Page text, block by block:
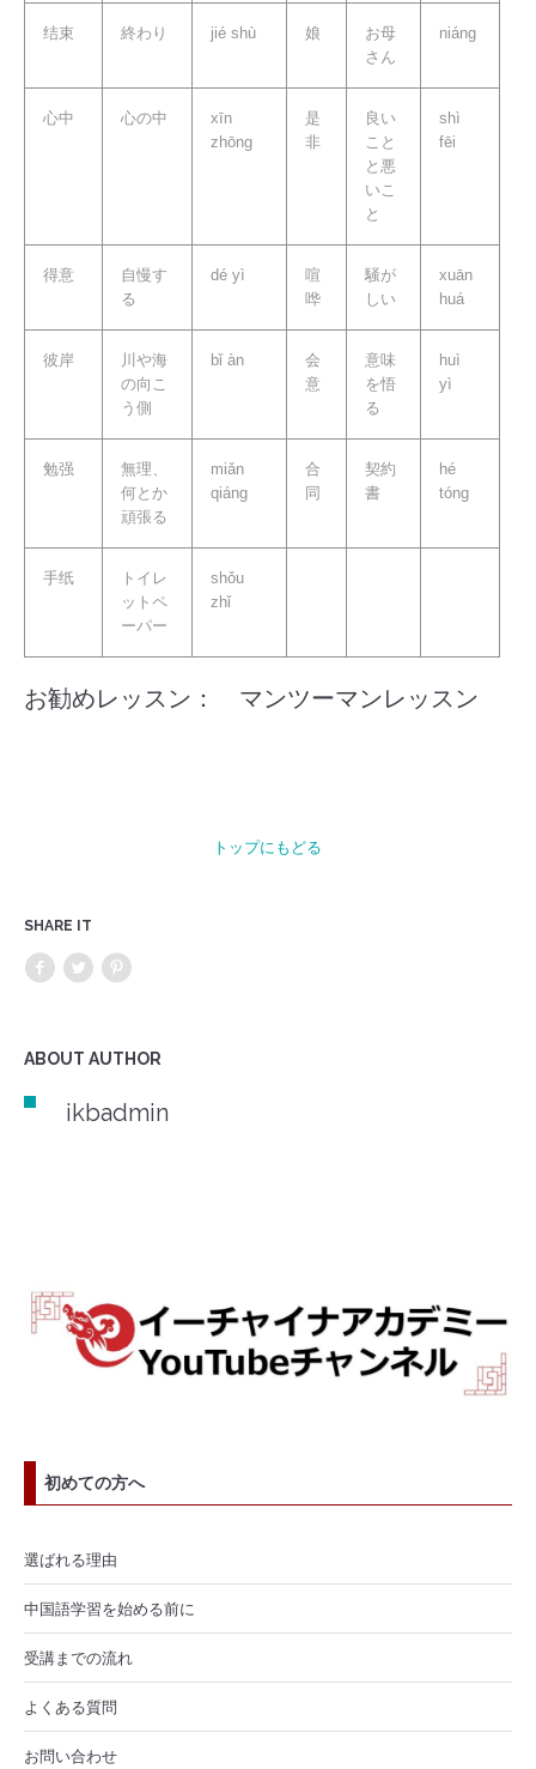
结束 終わり jié shù 娘
お母
さん
niáng
心中 心の中
xīn
zhōng
是
非
良い
こと
と悪
いこ
と
shì
fēi
得意
自慢す
る
dé yì
喧
哗
騒が
しい
xuān
huá
彼岸
川や海
の向こ
う側
bǐ àn
会
意
意味
を悟
る
huì
yì
勉强
無理、
何とか
頑張る
miǎn
qiáng
合
同
契約
書
hé
tóng
手纸
トイレ
ットペ
ーパー
shǒu
zhǐ
お勧めレッスン： マンツーマンレッスン
トップにもどる
SHARE IT
ABOUT AUTHOR
ikbadmin
初めての方へ
選ばれる理由
中国語学習を始める前に
受講までの流れ
よくある質問
お問い合わせ